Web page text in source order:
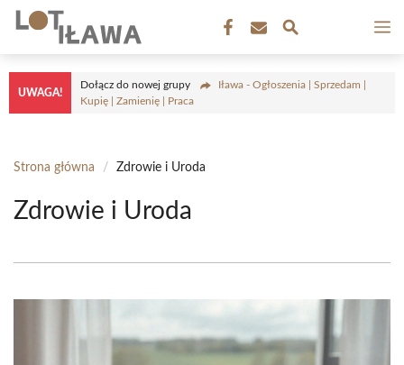
Przejdź
treści
UWAGA!
Dołącz do nowej grupy
Iława - Ogłoszenia | Sprzedam |
Kupię | Zamienię | Praca
Strona główna / Zdrowie i Uroda
Zdrowie i Uroda